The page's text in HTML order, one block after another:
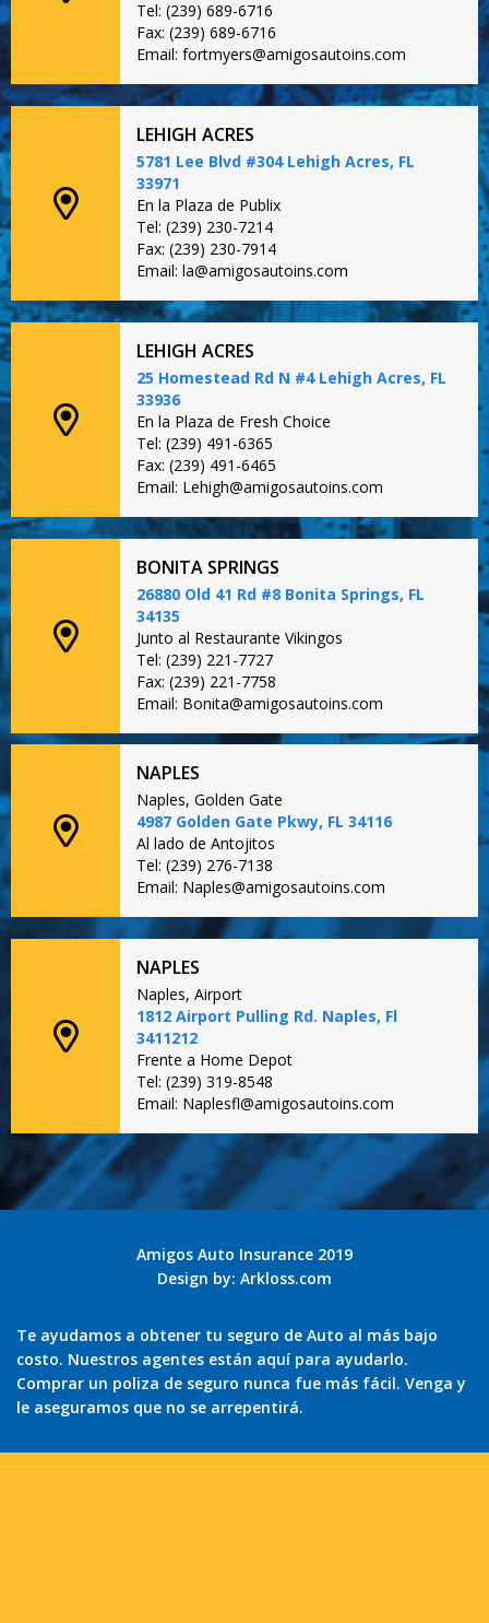
Tel: (239) 689-6716
Fax: (239) 689-6716
Email: fortmyers@amigosautoins.com
LEHIGH ACRES
5781 Lee Blvd #304 Lehigh Acres, FL
33971
En la Plaza de Publix
Tel: (239) 230-7214
Fax: (239) 230-7914
Email: la@amigosautoins.com
LEHIGH ACRES
25 Homestead Rd N #4 Lehigh Acres, FL
33936
En la Plaza de Fresh Choice
Tel: (239) 491-6365
Fax: (239) 491-6465
Email: Lehigh@amigosautoins.com
BONITA SPRINGS
26880 Old 41 Rd #8 Bonita Springs, FL
34135
Junto al Restaurante Vikingos
Tel: (239) 221-7727
Fax: (239) 221-7758
Email: Bonita@amigosautoins.com
NAPLES
Naples, Golden Gate
4987 Golden Gate Pkwy, FL 34116
Al lado de Antojitos
Tel: (239) 276-7138
Email: Naples@amigosautoins.com
NAPLES
Naples, Airport
1812 Airport Pulling Rd. Naples, Fl
3411212
Frente a Home Depot
Tel: (239) 319-8548
Email: Naplesfl@amigosautoins.com
Amigos Auto Insurance 2019
Design by: Arkloss.com
Te ayudamos a obtener tu seguro de Auto al más bajo
costo. Nuestros agentes están aquí para ayudarlo.
Comprar un poliza de seguro nunca fue más fácil. Venga y
le aseguramos que no se arrepentirá.